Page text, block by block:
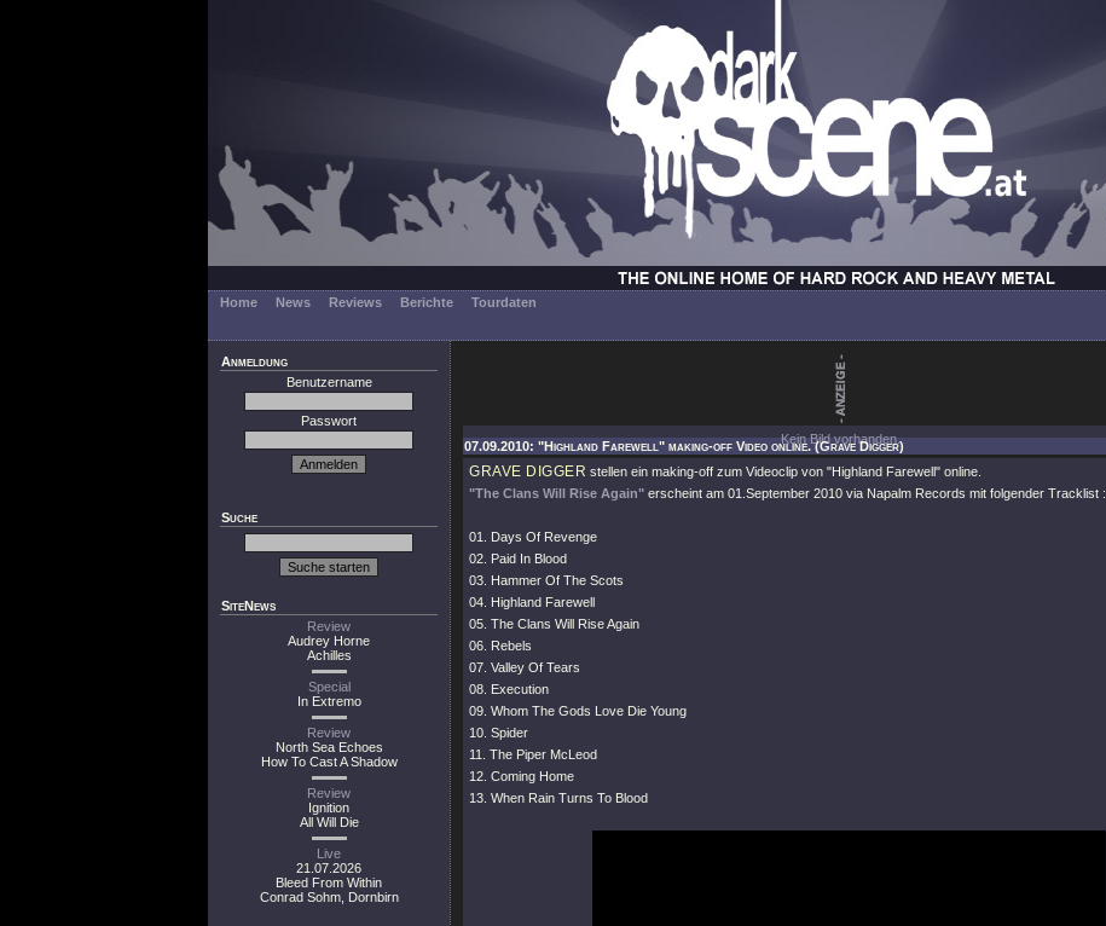
Home News Reviews Berichte
Tourdaten
Anmeldung
Benutzername
Passwort
Suche
SiteNews
Review
Audrey Horne
Achilles
Special
In Extremo
Review
North Sea Echoes
How To Cast A Shadow
Review
Ignition
All Will Die
Live
21.07.2026
Bleed From Within
Conrad Sohm, Dornbirn
Kein Bild vorhanden.
07.09.2010: "Highland Farewell" making-off Video online. (Grave Digger)
GRAVE DIGGER stellen ein making-off zum Videoclip von "Highland Farewell" online.
"The Clans Will Rise Again" erscheint am 01.September 2010 via Napalm Records mit folgender Tracklist :
01. Days Of Revenge
02. Paid In Blood
03. Hammer Of The Scots
04. Highland Farewell
05. The Clans Will Rise Again
06. Rebels
07. Valley Of Tears
08. Execution
09. Whom The Gods Love Die Young
10. Spider
11. The Piper McLeod
12. Coming Home
13. When Rain Turns To Blood